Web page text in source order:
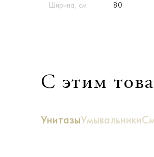
Ширина, см 80
С этим
УнитазыУмывальники